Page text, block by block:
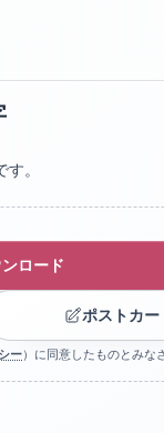
。
ロード
ポストカー
ー）に同意したものとみな